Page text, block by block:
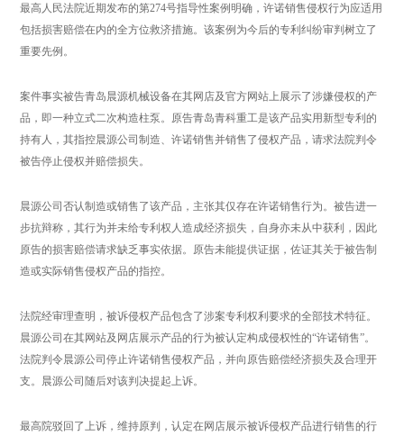
最高人民法院近期发布的第274号指导性案例明确，许诺销售侵权行为应适用
包括损害赔偿在内的全方位救济措施。该案例为今后的专利纠纷审判树立了
重要先例。
案件事实被告青岛晨源机械设备在其网店及官方网站上展示了涉嫌侵权的产
品，即一种立式二次构造柱泵。原告青岛青科重工是该产品实用新型专利的
持有人，其指控晨源公司制造、许诺销售并销售了侵权产品，请求法院判令
被告停止侵权并赔偿损失。
晨源公司否认制造或销售了该产品，主张其仅存在许诺销售行为。被告进一
步抗辩称，其行为并未给专利权人造成经济损失，自身亦未从中获利，因此
原告的损害赔偿请求缺乏事实依据。原告未能提供证据，佐证其关于被告制
造或实际销售侵权产品的指控。
法院经审理查明，被诉侵权产品包含了涉案专利权利要求的全部技术特征。
晨源公司在其网站及网店展示产品的行为被认定构成侵权性的“许诺销售”。
法院判令晨源公司停止许诺销售侵权产品，并向原告赔偿经济损失及合理开
支。晨源公司随后对该判决提起上诉。
最高院驳回了上诉，维持原判，认定在网店展示被诉侵权产品进行销售的行